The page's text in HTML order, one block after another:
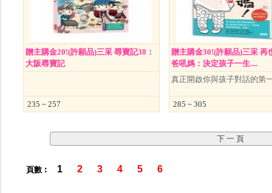
贈主購金20!(許願品)三采 尋寶記38：
大阪尋寶記
235 ~ 257
贈主購金30!(許願品)三采 再
爸吼媽：決定孩子一生....
真正開啟你與孩子對話的第
285 ~ 305
頁數︰ 1 2 3 4 5 6